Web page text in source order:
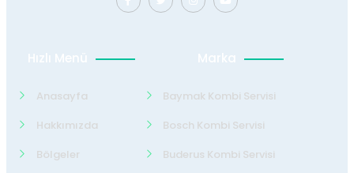
Hızlı Menü
Anasayfa
Hakkımızda
Bölgeler
Marka
Baymak Kombi Servisi
Bosch Kombi Servisi
Buderus Kombi Servisi